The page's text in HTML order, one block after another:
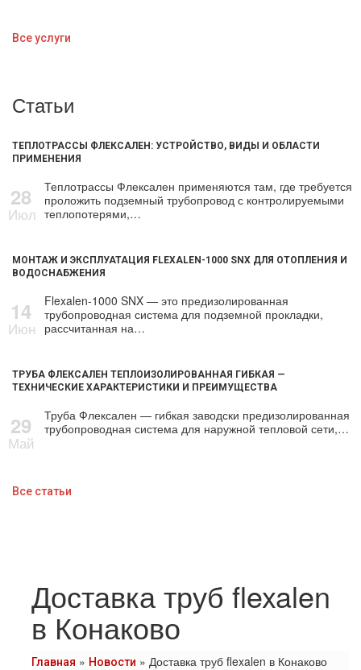
Все услуги
Статьи
ТЕПЛОТРАССЫ ФЛЕКСАЛЕН: УСТРОЙСТВО, ВИДЫ И ОБЛАСТИ
ПРИМЕНЕНИЯ
28
Июл
Теплотрассы Флексален применяются там, где требуется
проложить подземный трубопровод с контролируемыми
теплопотерями,…
МОНТАЖ И ЭКСПЛУАТАЦИЯ FLEXALEN-1000 SNX ДЛЯ ОТОПЛЕНИЯ И
ВОДОСНАБЖЕНИЯ
14
Июн
Flexalen-1000 SNX — это предизолированная
трубопроводная система для подземной прокладки,
рассчитанная на…
ТРУБА ФЛЕКСАЛЕН ТЕПЛОИЗОЛИРОВАННАЯ ГИБКАЯ —
ТЕХНИЧЕСКИЕ ХАРАКТЕРИСТИКИ И ПРЕИМУЩЕСТВА
29
Май
Труба Флексален — гибкая заводски предизолированная
трубопроводная система для наружной тепловой сети,…
Все статьи
Доставка труб flexalen
в Конаково
Главная » Новости » Доставка труб flexalen в Конаково